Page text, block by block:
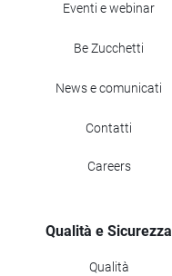
Eventi e webinar
Be Zucchetti
News e comunicati
Contatti
Careers
Qualità e Sicurezza
Qualità